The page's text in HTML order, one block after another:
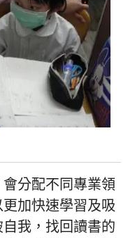
分配不同專業領
加快速學習及吸
我，找回讀書的